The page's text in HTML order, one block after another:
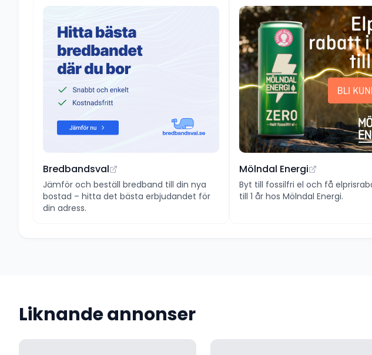
Bredbandsval
Jämför och beställ bredband till din nya
bostad – hitta det bästa erbjudandet för
din adress.
Mölndal Energi
Byt till fossilfri el och få
till 1 år hos Mölndal Energi.
Liknande annonser